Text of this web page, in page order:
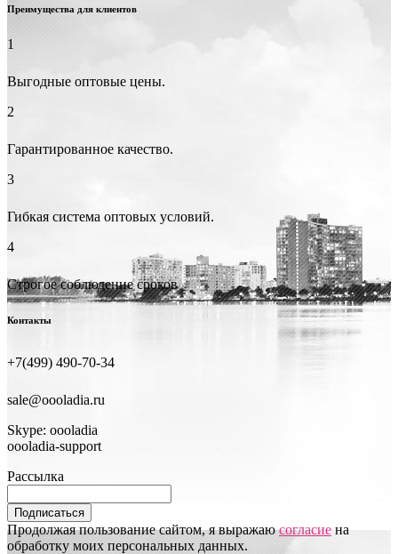
Преимущества для клиентов
1
Выгодные оптовые цены.
2
Гарантированное качество.
3
Гибкая система оптовых условий.
4
Строгое соблюдение сроков
Контакты
+7(499) 490-70-34
sale@oooladia.ru
Skype: oooladia
oooladia-support
Рассылка
Подписаться
Продолжая пользование сайтом, я выражаюсогласие на
обработку моих персональных данных.